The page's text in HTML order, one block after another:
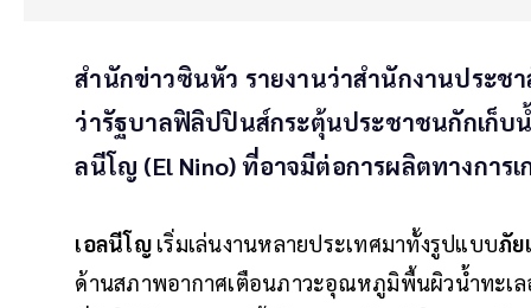
สำนักข่าวซินหัว รายงานว่าสำนักงานประ
ว่ารัฐบาลฟิลิปปินส์กระตุ้นประชาชนกักเก็บ
ลนีโญ (El Nino) ที่อาจมีต่อการผลิตทางการ
เอลนีโญ เริ่มเล่นงานหลายประเทศมาทั้งรูปแบบภัย
ด้านสภาพอากาศเตือนภาวะอุณหภูมิพื้นผิวน้ำทะเ